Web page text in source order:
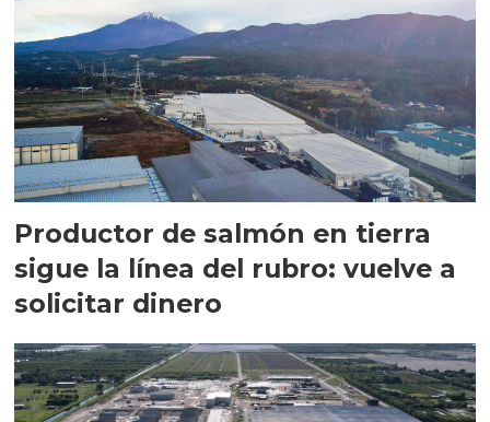
Productor de salmón en tierra
sigue la línea del rubro: vuelve a
solicitar dinero